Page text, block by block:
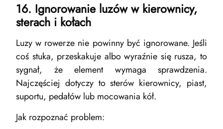
16. Ignorowanie luzów w kierownicy,
sterach i kołach
Luzy w rowerze nie powinny być ignorowane. Jeśli
coś stuka, przeskakuje albo wyraźnie się rusza, to
sygnał, że element wymaga sprawdzenia.
Najczęściej dotyczy to sterów kierownicy, piast,
suportu, pedałów lub mocowania kół.
Jak rozpoznać problem: